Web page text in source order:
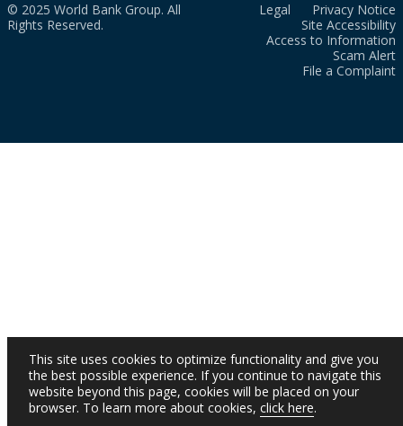
© 2025 World Bank Group. All
Rights Reserved.
Legal
Privacy Notice
Site Accessibility
Access to Information
Scam Alert
File a Complaint
This site uses cookies to optimize functionality and give you
the best possible experience. If you continue to navigate this
website beyond this page, cookies will be placed on your
browser. To learn more about cookies, click here.